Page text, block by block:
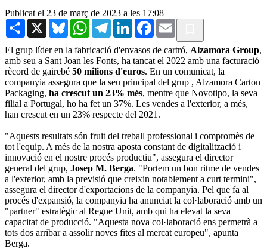
Publicat el 23 de març de 2023 a les 17:08
Share X BlueskyWhatsAppTelegramLinkedInFacebook
Email
El grup líder en la fabricació d'envasos de cartró, Alzamora Group,
amb seu a Sant Joan les Fonts, ha tancat el 2022 amb una facturació
rècord de gairebé 50 milions d'euros. En un comunicat, la
companyia assegura que la seu principal del grup , Alzamora Carton
Packaging, ha crescut un 23% més, mentre que Novotipo, la seva
filial a Portugal, ho ha fet un 37%. Les vendes a l'exterior, a més,
han crescut en un 23% respecte del 2021.
"Aquests resultats són fruit del treball professional i compromès de
tot l'equip. A més de la nostra aposta constant de digitalització i
innovació en el nostre procés productiu", assegura el director
general del grup, Josep M. Berga. "Portem un bon ritme de vendes
a l'exterior, amb la previsió que creixin notablement a curt termini",
assegura el director d'exportacions de la companyia. Pel que fa al
procés d'expansió, la companyia ha anunciat la col·laboració amb un
"partner" estratègic al Regne Unit, amb qui ha elevat la seva
capacitat de producció. "Aquesta nova col·laboració ens permetrà a
tots dos arribar a assolir noves fites al mercat europeu", apunta
Berga.